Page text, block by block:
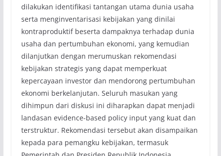
dilakukan identifikasi tantangan utama dunia usaha
serta menginventarisasi kebijakan yang dinilai
kontraproduktif beserta dampaknya terhadap dunia
usaha dan pertumbuhan ekonomi, yang kemudian
dilanjutkan dengan merumuskan rekomendasi
kebijakan strategis yang dapat memperkuat
kepercayaan investor dan mendorong pertumbuhan
ekonomi berkelanjutan. Seluruh masukan yang
dihimpun dari diskusi ini diharapkan dapat menjadi
landasan evidence-based policy input yang kuat dan
terstruktur. Rekomendasi tersebut akan disampaikan
kepada para pemangku kebijakan, termasuk